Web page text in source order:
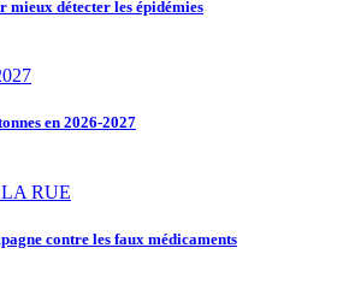
détecter les épidémies
en 2026-2027
contre les faux médicaments